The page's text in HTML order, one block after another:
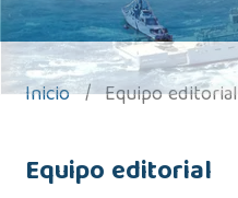
Inicio / Equipo editorial
Equipo editorial